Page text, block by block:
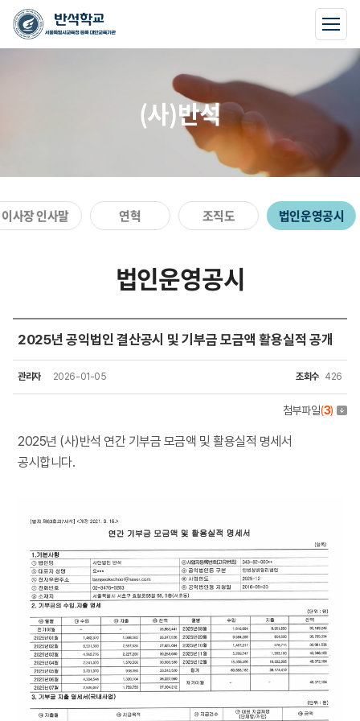
(사)반석
이사장 인사말 연혁 조직도 법인운영공시
법인운영공시
2025년 공익법인 결산공시 및 기부금 모금액 활용실적 공개
관리자 2026-01-05 조회수 426
첨부파일(3)
2025년 (사)반석 연간 기부금 모금액 및 활용실적 명세서
공시합니다.